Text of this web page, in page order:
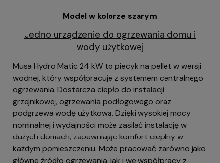
Model w kolorze szarym
Jedno urządzenie do ogrzewania domu i
wody użytkowej
Musa Hydro Matic 24 kW to piecyk na pellet w wersji
wodnej, który współpracuje z systemem centralnego
ogrzewania. Dostarcza ciepło do instalacji
grzejnikowej, ogrzewania podłogowego oraz
podgrzewa wodę użytkową. Dzięki wysokiej mocy
nominalnej i wydajności może zasilać instalację w
dużych domach, zapewniając komfort cieplny w
każdym pomieszczeniu. Może pracować zarówno jako
główne źródło ogrzewania, jak i we współpracy z